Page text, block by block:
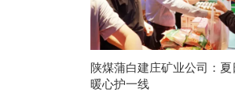
陕煤蒲白建庄矿业公司：夏
暖心护一线